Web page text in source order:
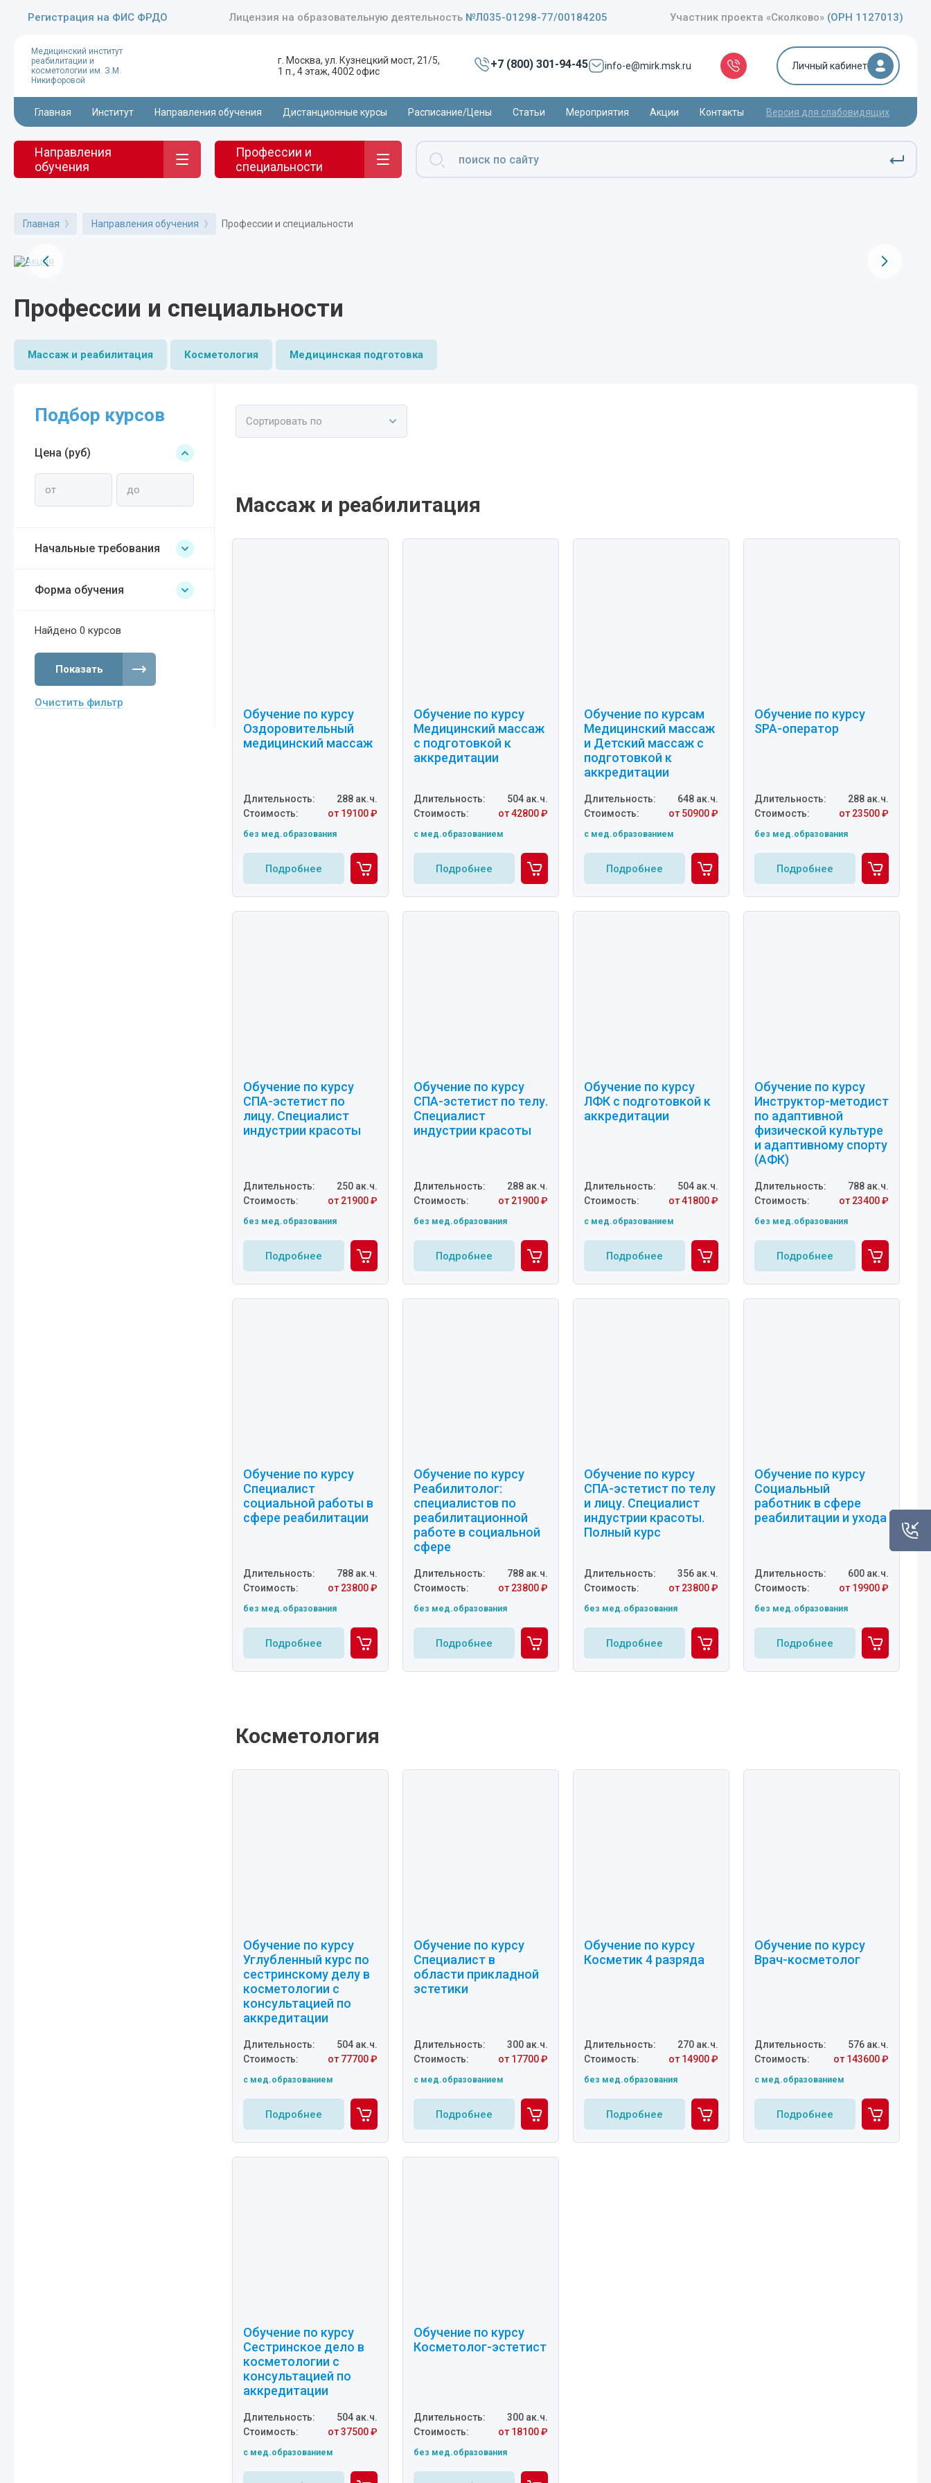
Регистрация на ФИС ФРДО Лицензия на образовательную деятельность №Л035-01298-77/00184205 Участник проекта «Сколково» (ОРН 1127013)
Медицинский институт
реабилитации и
косметологии им. З.М.
Никифоровой
г. Москва, ул. Кузнецкий мост, 21/5,
1 п., 4 этаж, 4002 офис
+7 (800) 301-94-45 info-e@mirk.msk.ru Личный кабинет
Главная Институт Направления обучения Дистанционные курсы Расписание/Цены Статьи Мероприятия Акции Контакты Версия для слабовидящих
Направления
обучения
Профессии и
специальности
Главная Направления обучения Профессии и специальности
Профессии и специальности
Массаж и реабилитация Косметология Медицинская подготовка
Подбор курсов
Цена (руб)
Начальные требования
Форма обучения
Найдено 0 курсов
Показать
Очистить фильтр
Сортировать по
Массаж и реабилитация
Обучение по курсу
Оздоровительный
медицинский массаж
Длительность:
288 ак.ч.
Стоимость:
от 19100 ₽
без мед.образования
Подробнее
Обучение по курсу
Медицинский массаж
с подготовкой к
аккредитации
Длительность:
504 ак.ч.
Стоимость:
от 42800 ₽
c мед.образованием
Подробнее
Обучение по курсам
Медицинский массаж
и Детский массаж с
подготовкой к
аккредитации
Длительность:
648 ак.ч.
Стоимость:
от 50900 ₽
c мед.образованием
Подробнее
Обучение по курсу
SPA-оператор
Длительность:
288 ак.ч.
Стоимость:
от 23500 ₽
без мед.образования
Подробнее
Обучение по курсу
СПА-эстетист по
лицу. Специалист
индустрии красоты
Длительность:
250 ак.ч.
Стоимость:
от 21900 ₽
без мед.образования
Подробнее
Обучение по курсу
СПА-эстетист по телу.
Специалист
индустрии красоты
Длительность:
288 ак.ч.
Стоимость:
от 21900 ₽
без мед.образования
Подробнее
Обучение по курсу
ЛФК с подготовкой к
аккредитации
Длительность:
504 ак.ч.
Стоимость:
от 41800 ₽
c мед.образованием
Подробнее
Обучение по курсу
Инструктор-методист
по адаптивной
физической культуре
и адаптивному спорту
(АФК)
Длительность:
788 ак.ч.
Стоимость:
от 23400 ₽
без мед.образования
Подробнее
Обучение по курсу
Специалист
социальной работы в
сфере реабилитации
Длительность:
788 ак.ч.
Стоимость:
от 23800 ₽
без мед.образования
Подробнее
Обучение по курсу
Реабилитолог:
специалистов по
реабилитационной
работе в социальной
сфере
Длительность:
788 ак.ч.
Стоимость:
от 23800 ₽
без мед.образования
Подробнее
Обучение по курсу
СПА-эстетист по телу
и лицу. Специалист
индустрии красоты.
Полный курс
Длительность:
356 ак.ч.
Стоимость:
от 23800 ₽
без мед.образования
Подробнее
Обучение по курсу
Социальный
работник в сфере
реабилитации и ухода
Длительность:
600 ак.ч.
Стоимость:
от 19900 ₽
без мед.образования
Подробнее
Косметология
Обучение по курсу
Углубленный курс по
сестринскому делу в
косметологии с
консультацией по
аккредитации
Длительность:
504 ак.ч.
Стоимость:
от 77700 ₽
c мед.образованием
Подробнее
Обучение по курсу
Специалист в
области прикладной
эстетики
Длительность:
300 ак.ч.
Стоимость:
от 17700 ₽
c мед.образованием
Подробнее
Обучение по курсу
Косметик 4 разряда
Длительность:
270 ак.ч.
Стоимость:
от 14900 ₽
без мед.образования
Подробнее
Обучение по курсу
Врач-косметолог
Длительность:
576 ак.ч.
Стоимость:
от 143600 ₽
c мед.образованием
Подробнее
Обучение по курсу
Сестринское дело в
косметологии с
консультацией по
аккредитации
Длительность:
504 ак.ч.
Стоимость:
от 37500 ₽
c мед.образованием
Обучение по курсу
Косметолог-эстетист
Длительность:
300 ак.ч.
Стоимость:
от 18100 ₽
без мед.образования